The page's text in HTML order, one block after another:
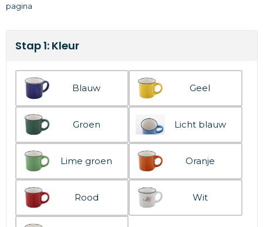
pagina
Stap 1: Kleur
Blauw Geel
Groen Licht blauw
Lime groen Oranje
Rood Wit